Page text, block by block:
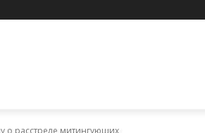
о расстреле митингующих